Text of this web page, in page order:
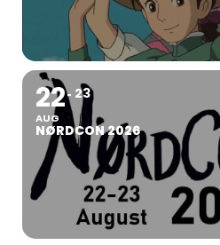
22
AUG
23
NØRDCON 2026